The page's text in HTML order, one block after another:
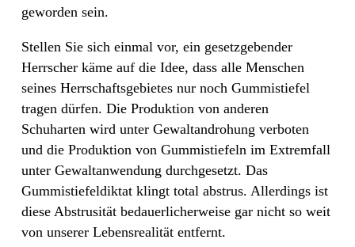
geworden sein.
Stellen Sie sich einmal vor, ein gesetzgebender
Herrscher käme auf die Idee, dass alle Menschen
seines Herrschaftsgebietes nur noch Gummistiefel
tragen dürfen. Die Produktion von anderen
Schuharten wird unter Gewaltandrohung verboten
und die Produktion von Gummistiefeln im Extremfall
unter Gewaltanwendung durchgesetzt. Das
Gummistiefeldiktat klingt total abstrus. Allerdings ist
diese Abstrusität bedauerlicherweise gar nicht so weit
von unserer Lebensrealität entfernt.